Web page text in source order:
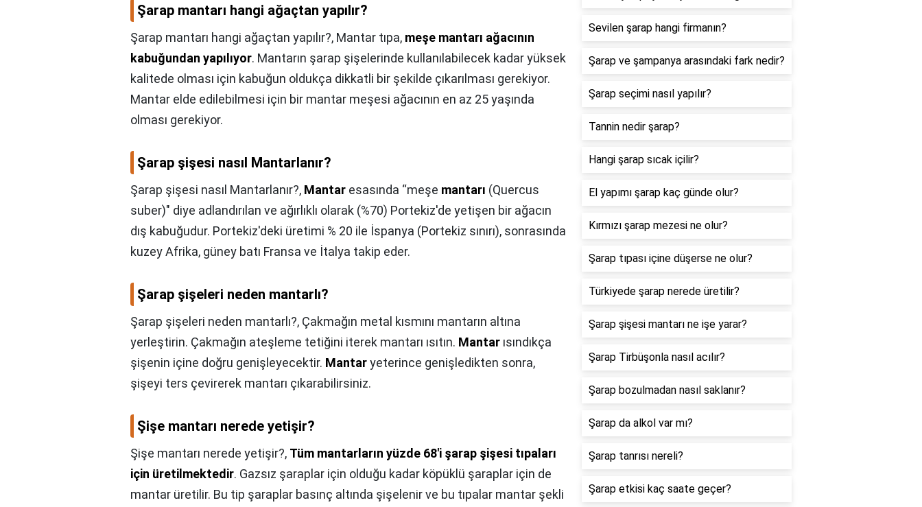
Şarap mantarı hangi ağaçtan yapılır?
Şarap mantarı hangi ağaçtan yapılır?, Mantar tıpa, meşe mantarı ağacının
kabuğundan yapılıyor. Mantarın şarap şişelerinde kullanılabilecek kadar yüksek
kalitede olması için kabuğun oldukça dikkatli bir şekilde çıkarılması gerekiyor.
Mantar elde edilebilmesi için bir mantar meşesi ağacının en az 25 yaşında
olması gerekiyor.
Şarap şişesi nasıl Mantarlanır?
Şarap şişesi nasıl Mantarlanır?, Mantar esasında “meşe mantarı (Quercus
suber)" diye adlandırılan ve ağırlıklı olarak (%70) Portekiz'de yetişen bir ağacın
dış kabuğudur. Portekiz'deki üretimi % 20 ile İspanya (Portekiz sınırı), sonrasında
kuzey Afrika, güney batı Fransa ve İtalya takip eder.
Şarap şişeleri neden mantarlı?
Şarap şişeleri neden mantarlı?, Çakmağın metal kısmını mantarın altına
yerleştirin. Çakmağın ateşleme tetiğini iterek mantarı ısıtın. Mantar ısındıkça
şişenin içine doğru genişleyecektir. Mantaryeterince genişledikten sonra,
şişeyi ters çevirerek mantarı çıkarabilirsiniz.
Şişe mantarı nerede yetişir?
Şişe mantarı nerede yetişir?, Tüm mantarların yüzde 68'i şarap şişesi tıpaları
için üretilmektedir. Gazsız şaraplar için olduğu kadar köpüklü şaraplar için de
mantar üretilir. Bu tip şaraplar basınç altında şişelenir ve bu tıpalar mantar şekli
Sevilen şarap hangi firmanın?
Şarap ve şampanya arasındaki fark nedir?
Şarap seçimi nasıl yapılır?
Tannin nedir şarap?
Hangi şarap sıcak içilir?
El yapımı şarap kaç günde olur?
Kırmızı şarap mezesi ne olur?
Şarap tıpası içine düşerse ne olur?
Türkiyede şarap nerede üretilir?
Şarap şişesi mantarı ne işe yarar?
Şarap Tirbüşonla nasıl acılır?
Şarap bozulmadan nasıl saklanır?
Şarap da alkol var mı?
Şarap tanrısı nereli?
Şarap etkisi kaç saate geçer?